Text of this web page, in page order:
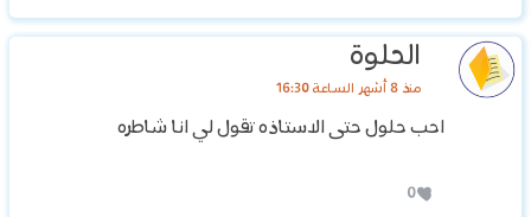
الحلوة
منذ 8 أشهر الساعة 16:30
احب حلول حتى الاستاذه تقول لي انا شاطره
0